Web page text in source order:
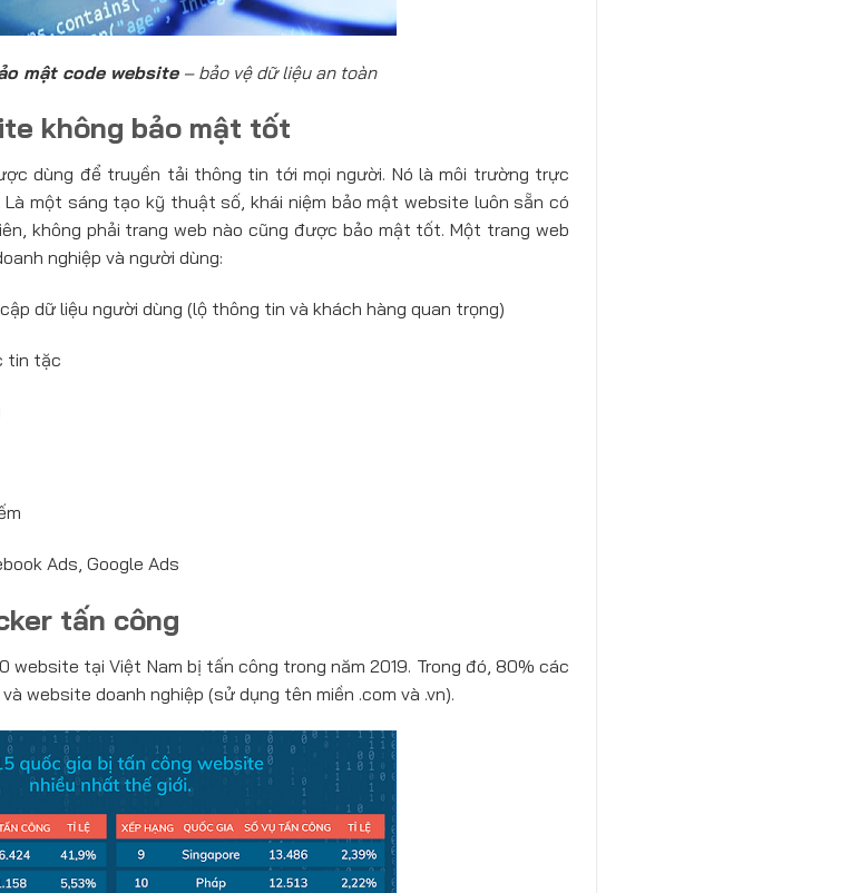
mật code website– bảo vệ dữ liệu an toàn
không bảo mật tốt
dùng để truyền tải thông tin tới mọi người. Nó là môi trường trực
một sáng tạo kỹ thuật số, khái niệm bảo mật website luôn sẵn có
không phải trang web nào cũng được bảo mật tốt. Một trang web
nghiệp và người dùng:
dữ liệu người dùng (lộ thông tin và khách hàng quan trọng)
tin tặc
Ads, Google Ads
tấn công
website tại Việt Nam bị tấn công trong năm 2019. Trong đó, 80% các
website doanh nghiệp (sử dụng tên miền .com và .vn).